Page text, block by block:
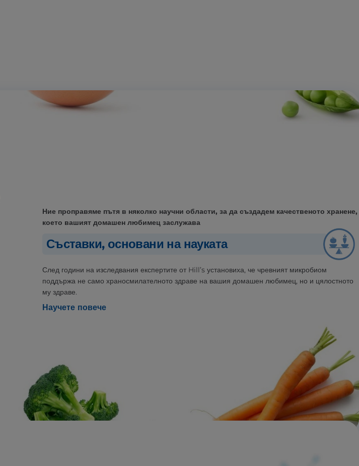
Ние проправяме пътя в няколко научни области, за да създадем качественото хранене,
което вашият домашен любимец заслужава
Съставки, основани на науката
След години на изследвания експертите от Hill’s установиха, че чревният микробиом
поддържа не само храносмилателното здраве на вашия домашен любимец, но и цялостното
му здраве.
Научете повече